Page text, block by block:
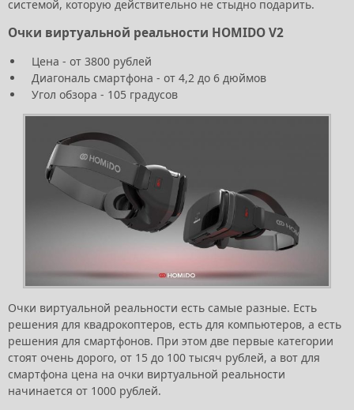
системой, которую действительно не стыдно подарить.
Очки виртуальной реальности HOMIDO V2
Цена - от 3800 рублей
Диагональ смартфона - от 4,2 до 6 дюймов
Угол обзора - 105 градусов
Очки виртуальной реальности есть самые разные. Есть
решения для квадрокоптеров, есть для компьютеров, а есть
решения для смартфонов. При этом две первые категории
стоят очень дорого, от 15 до 100 тысяч рублей, а вот для
смартфона цена на очки виртуальной реальности
начинается от 1000 рублей.